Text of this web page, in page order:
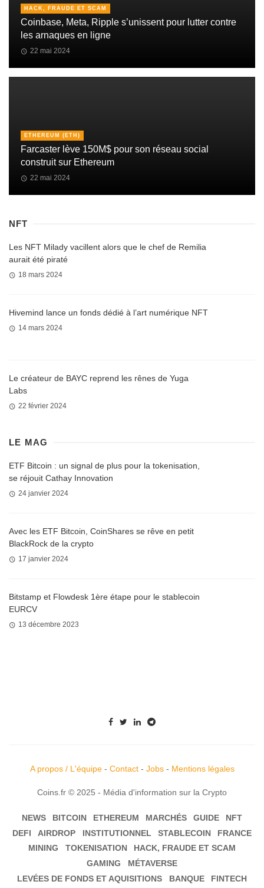
HACK, FRAUDE ET SCAM
Coinbase, Meta, Ripple s’unissent pour lutter contre
les arnaques en ligne
22 mai 2024
ETHEREUM (ETH)
Farcaster lève 150M$ pour son réseau social
construit sur Ethereum
22 mai 2024
NFT
Les NFT Milady vacillent alors que le chef de Remilia
aurait été piraté
18 mars 2024
Hivemind lance un fonds dédié à l’art numérique NFT
14 mars 2024
Le créateur de BAYC reprend les rênes de Yuga
Labs
22 février 2024
LE MAG
ETF Bitcoin : un signal de plus pour la tokenisation,
se réjouit Cathay Innovation
24 janvier 2024
Avec les ETF Bitcoin, CoinShares se rêve en petit
BlackRock de la crypto
17 janvier 2024
Bitstamp et Flowdesk 1ère étape pour le stablecoin
EURCV
13 décembre 2023
A propos / L'équipe- Contact- Jobs- Mentions légales
Coins.fr © 2025 - Média d'information sur la Crypto
NEWS BITCOIN ETHEREUM MARCHÉS GUIDE
NFT
DEFI
AIRDROP INSTITUTIONNEL STABLECOIN
FRANCE
MINING
TOKENISATION
HACK, FRAUDE ET SCAM
GAMING
MÉTAVERSE
LEVÉES DE FONDS ET AQUISITIONS
BANQUE FINTECH